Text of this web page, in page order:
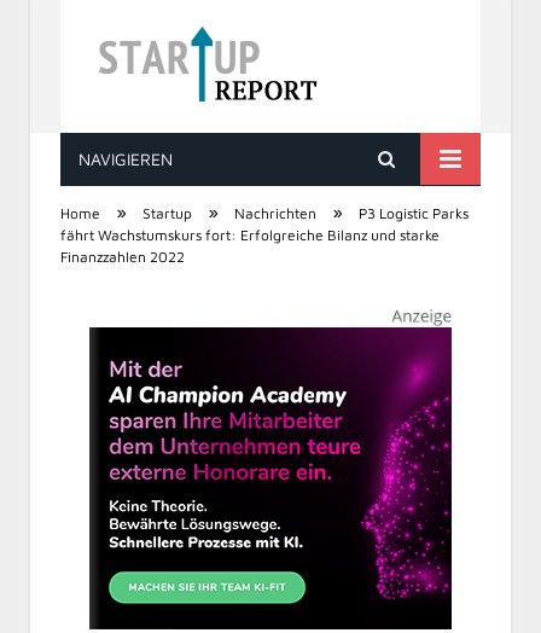
STARTUP REPORT
NAVIGIEREN
Home » Startup » Nachrichten »
P3 Logistic Parks
fährt Wachstumskurs fort: Erfolgreiche Bilanz und starke
Finanzzahlen 2022